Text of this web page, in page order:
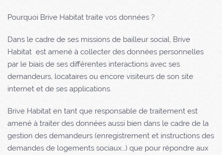
Pourquoi Brive Habitat traite vos données ?
Dans le cadre de ses missions de bailleur social, Brive
Habitat est amené à collecter des données personnelles
par le biais de ses différentes interactions avec ses
demandeurs, locataires ou encore visiteurs de son site
internet et de ses applications.
Brive Habitat en tant que responsable de traitement est
amené à traiter des données aussi bien dans le cadre de la
gestion des demandeurs (enregistrement et instructions des
demandes de logements sociaux…) que pour répondre aux